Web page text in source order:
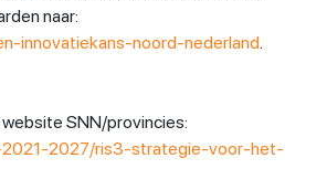
naar:
innovatiekans-noord-nederland.
SNN/provincies:
2021-2027/ris3-strategie-voor-het-